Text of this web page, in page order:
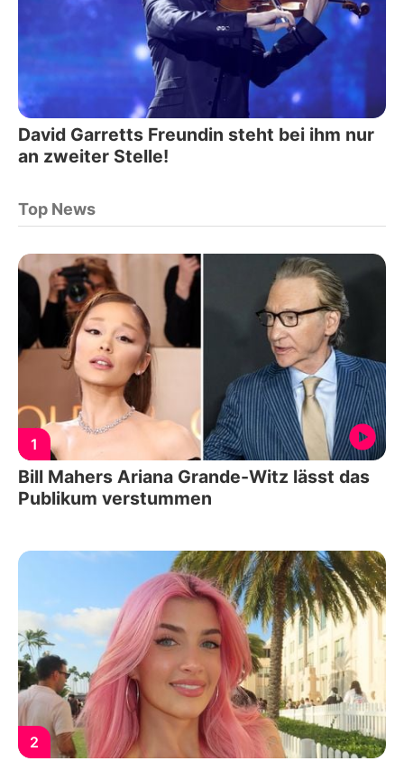
David Garretts Freundin steht bei ihm nur
an zweiter Stelle!
Top News
1
Bill Mahers Ariana Grande-Witz lässt das
Publikum verstummen
2